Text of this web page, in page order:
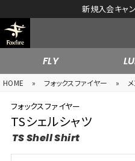
新規入会キャ
FLY
HOME » フォックスファイヤー »
フォックスファイヤー
TSシェルシャツ
TS Shell Shirt